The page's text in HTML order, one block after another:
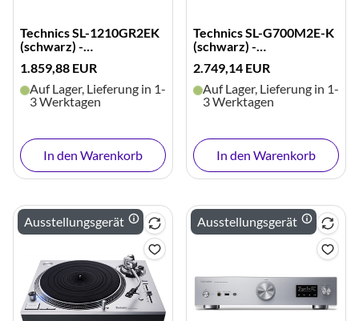
Technics SL-1210GR2EK
(schwarz) -
1.859,88 EUR
Auf Lager, Lieferung in 1-
3 Werktagen
In den Warenkorb
Technics SL-G700M2E-K
(schwarz) -
2.749,14 EUR
Auf Lager, Lieferung in 1-
3 Werktagen
In den Warenkorb
Ausstellungsgerät Ausstellungsgerät